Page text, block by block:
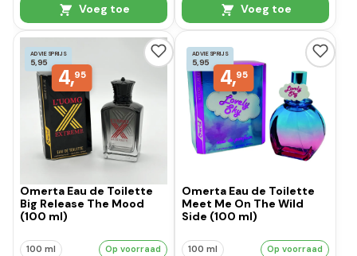
Voeg toe Voeg toe
ADVIESPRIJS
5,95
4,95
Omerta Eau de Toilette
Big Release The Mood
(100 ml)
100 ml Op voorraad
ADVIESPRIJS
5,95
4,95
Omerta Eau de Toilette
Meet Me On The Wild
Side (100 ml)
100 ml Op voorraad